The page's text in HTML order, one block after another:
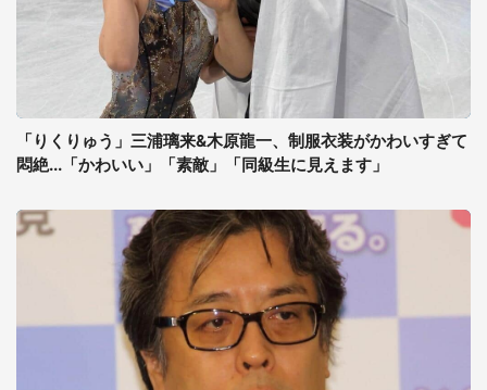
「りくりゅう」三浦璃来&木原龍一、制服衣装がかわいすぎて
悶絶...「かわいい」「素敵」「同級生に見えます」